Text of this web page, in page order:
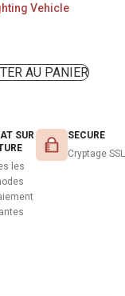
Vehicle
AU PANIER
SUR
les
SECURE
Cryptage SSL